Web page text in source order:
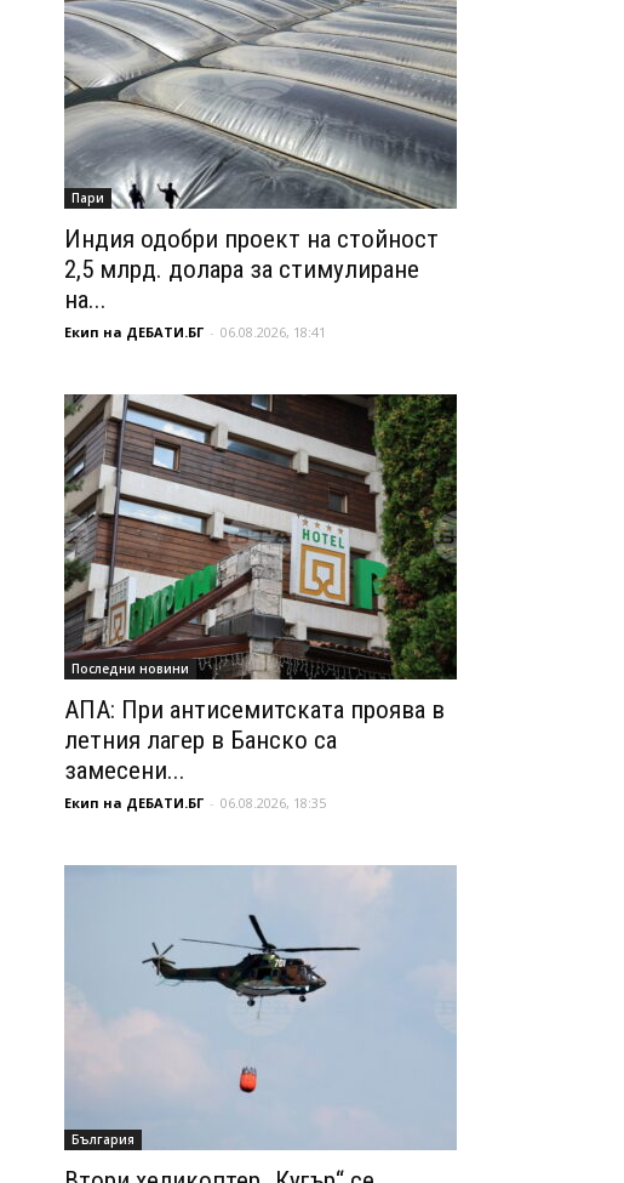
Пари
Индия одобри проект на стойност
2,5 млрд. долара за стимулиране
на...
Екип на ДЕБАТИ.БГ - 06.08.2026, 18:41
Последни новини
АПА: При антисемитската проява в
летния лагер в Банско са
замесени...
Екип на ДЕБАТИ.БГ - 06.08.2026, 18:35
България